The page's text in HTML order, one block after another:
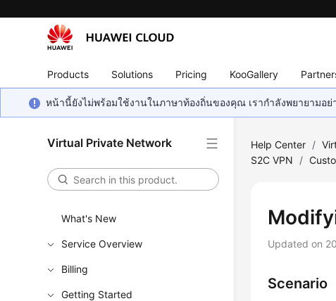
Products Solutions Pricing KooGallery
หน้านี้ยังไม่พร้อมใช้งานในภาษาท้องถิ่นของคุณ เรากำลังพยายามอ
Virtual Private Network
What's New
Service Overview
Billing
Getting Started
Help Center /
S2C VPN
/
Updated on
Scenario